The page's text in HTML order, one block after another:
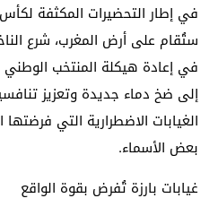
ستُقام على أرض المغرب، شرع
في إعادة هيكلة المنتخب
إلى ضخ دماء جديدة وتعزيز
الغيابات الاضطرارية التي
بعض الأسماء.
غيابات بارزة تُفرض بقوة الواقع